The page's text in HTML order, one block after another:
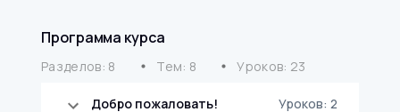
Программа курса
Разделов: 8 mdi circle Тем: 8 mdi circle Уроков: 23
Добро пожаловать! Уроков: 2